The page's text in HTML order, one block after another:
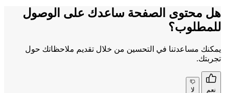
محتوى الصفحة ساعدك على الوصول
مساعدتنا في التحسين من خلال تقديم ملاحظاتك حول